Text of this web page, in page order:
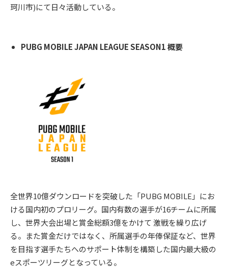
珂川市)にて日々活動している。
PUBG MOBILE JAPAN LEAGUE SEASON1 概要
全世界10億ダウンロードを突破した「PUBG MOBILE」にお
ける国内初のプロリーグ。国内有数の選手が16チームに所属
し、世界大会出場と賞金総額3億をかけて 激戦を繰り広げ
る。また賞金だけではなく、所属選手の年俸保証など、世界
を目指す選手たちへのサポート体制を構築した国内最大級の
eスポーツリーグとなっている。